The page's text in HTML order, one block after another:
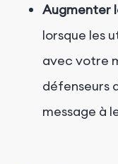
Augmenter
lorsque les
avec votre
défenseurs
message à